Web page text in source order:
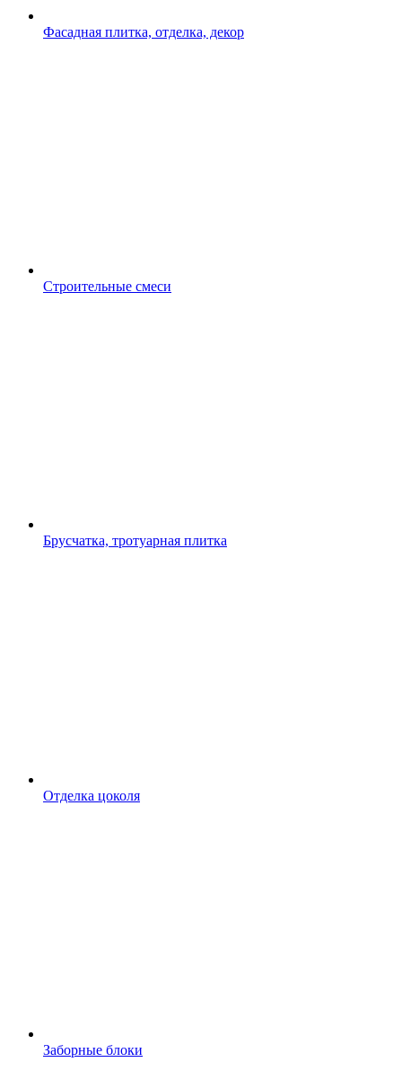
Фасадная плитка, отделка, декор
Строительные смеси
Брусчатка, тротуарная плитка
Отделка цоколя
Заборные блоки